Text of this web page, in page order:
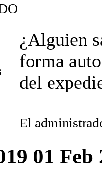
¿Alguien
forma
del
El
01 Feb